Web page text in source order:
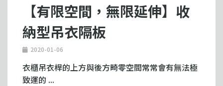
【有限空間，無限延伸】收
納型吊衣隔板
2020-01-06
衣櫃吊衣桿的上方與後方畸零空間常常會有無法極
致運的 ...